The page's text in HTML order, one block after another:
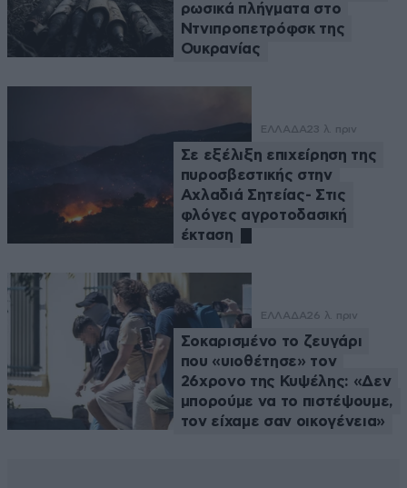
ρωσικά πλήγματα στο
Ντνιπροπετρόφσκ της
Ουκρανίας
ΕΛΛΑΔΑ23 λ. πριν
Σε εξέλιξη επιχείρηση της
πυροσβεστικής στην
Αχλαδιά Σητείας- Στις
φλόγες αγροτοδασική
έκταση
ΕΛΛΑΔΑ26 λ. πριν
Σοκαρισμένο το ζευγάρι
που «υιοθέτησε» τον
26χρονο της Κυψέλης: «Δεν
μπορούμε να το πιστέψουμε,
τον είχαμε σαν οικογένεια»